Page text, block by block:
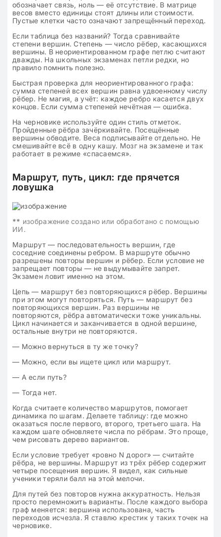
обозначает связь, ноль — её отсутствие. В матрице
весов вместо единицы стоят длины или стоимости.
Пустые клетки часто означают запрещённый переход.
Если таблица без названий? Тогда сравнивайте
степени вершин. Степень — число рёбер, касающихся
вершины. В неориентированном графе петлю считают
дважды. На школьных экзаменах петли редки, но
правило помнить полезно.
Быстрая проверка для неориентированного графа:
сумма степеней всех вершин равна удвоенному числу
рёбер. Не магия, а учёт: каждое ребро касается двух
концов. Если сумма степеней нечётная — ошибка.
На черновике используйте один стиль отметок.
Пройденные рёбра зачёркивайте. Посещённые
вершины обводите. Веса подписывайте отдельно. Не
смешивайте всё в одну кашу. Мозг на экзамене и так
работает в режиме «спасаемся».
Маршрут, путь, цикл: где прячется
ловушка
** изображение создано или обработано с помощью
ИИ.
Маршрут — последовательность вершин, где
соседние соединены ребром. В маршруте обычно
разрешены повторы вершин и рёбер. Если условие не
запрещает повторы — не выдумывайте запрет.
Экзамен ловит именно на этом.
Цепь — маршрут без повторяющихся рёбер. Вершины
при этом могут повторяться. Путь — маршрут без
повторяющихся вершин. Раз вершины не
повторяются, рёбра автоматически тоже уникальны.
Цикл начинается и заканчивается в одной вершине,
остальные внутри не повторяются.
— Можно вернуться в ту же точку?
— Можно, если вы ищете цикл или маршрут.
— А если путь?
— Тогда нет.
Когда считаете количество маршрутов, помогает
динамика по шагам. Делаете таблицу: где можно
оказаться после первого, второго, третьего шага. На
каждом шаге обновляете числа по рёбрам. Это проще,
чем рисовать дерево вариантов.
Если условие требует «ровно N дорог» — считайте
рёбра, не вершины. Маршрут из трёх рёбер содержит
четыре посещения вершин. Я видел, как сильные
ученики теряли балл на этой мелочи.
Для путей без повторов нужна аккуратность. Нельзя
просто перемножить варианты. После каждого выбора
граф меняется: вершина использована, часть
переходов исчезла. Я ставлю крестик у таких точек на
черновике.